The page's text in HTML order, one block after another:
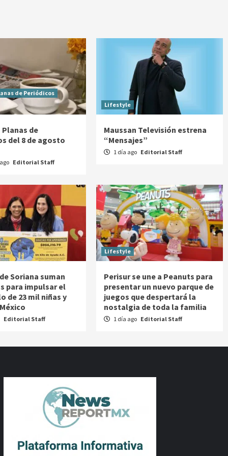
de Periódicos
de
del 8 de agosto
Editorial Staff
Lifestyle
Maussan Televisión estrena
“Mensajes”
1 día ago Editorial Staff
Soriana suman
para impulsar el
de 23 mil niñas y
Editorial Staff
Lifestyle
Perisur se une a Peanuts para
presentar un nuevo parque de
juegos que despertará la
nostalgia de toda la familia
1 día ago Editorial Staff